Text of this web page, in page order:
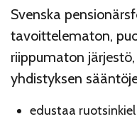
Svenska
tavoittelematon,
riippumaton
yhdistyksen
edustaa